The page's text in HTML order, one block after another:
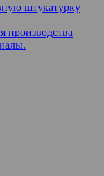
штукатурку
производства